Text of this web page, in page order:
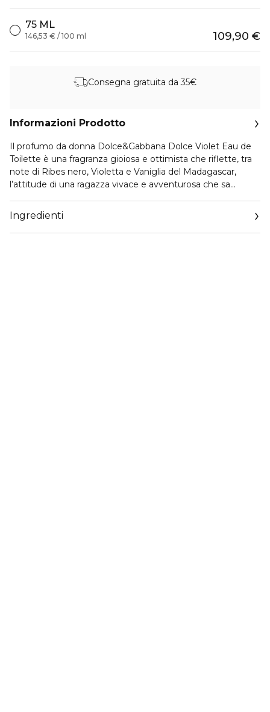
75 ML
109,90 €
146,53 € / 100 ml
Consegna gratuita da 35€
Informazioni Prodotto
Il profumo da donna Dolce&Gabbana Dolce Violet Eau de
Toilette è una fragranza gioiosa e ottimista che riflette, tra
note di Ribes nero, Violetta e Vaniglia del Madagascar,
l’attitude di una ragazza vivace e avventurosa che sa
IL DESIGN
Ingredienti